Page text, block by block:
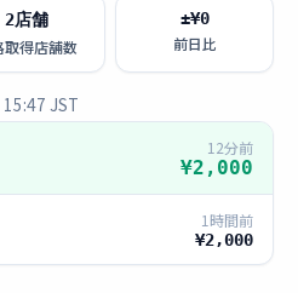
2店舗
取得店舗数
±¥0
前日比
JST
12分前
¥2,000
1時間前
¥2,000